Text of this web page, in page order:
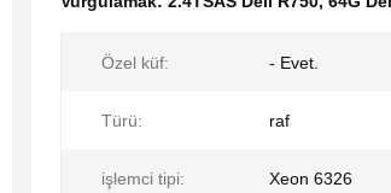
Özel küf: - Evet.
Türü: raf
işlemci tipi: Xeon 6326